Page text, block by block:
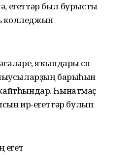
егеттәр был бурысты
колледжын
яҡындары өсөн
барыһын
Һынатмаҫ
ир-егеттәр булып
егет